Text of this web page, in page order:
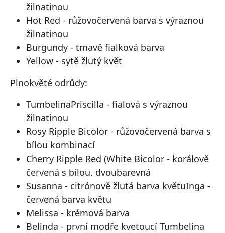
žilnatinou
Hot Red - růžovočervená barva s výraznou
žilnatinou
Burgundy - tmavě fialková barva
Yellow - sytě žlutý květ
Plnokvěté odrůdy:
TumbelinaPriscilla - fialová s výraznou
žilnatinou
Rosy Ripple Bicolor - růžovočervená barva s
bílou kombinací
Cherry Ripple Red (White Bicolor - korálově
červená s bílou, dvoubarevná
Susanna - citrónově žlutá barva květuInga -
červená barva květu
Melissa - krémová barva
Belinda - první modře kvetoucí Tumbelina